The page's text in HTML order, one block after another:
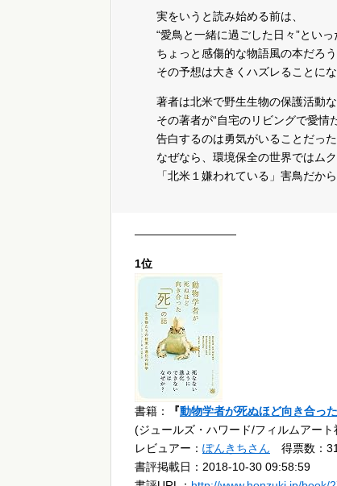
実をいうと読み始める前は、
“愛鳥と一緒に過ごした日々”といっ
ちょっと感傷的な物語風の本だろ
その予想は大きくハズレることにな
著者は北米で野生生物の保護活動
その著者が“自宅のリビングで愛情
告白するのは勇気がいることだった
なぜなら、環境保全の世界ではム
「北米１嫌われている」害鳥だ
—————————
1位
書籍： 『動物学者が死ぬほど向き合っ
(ジュールズ・ハワード/フィルムアート
レビュアー： ぽんきちさん 得票数：
書評掲載日：2018-10-30 09:58:59